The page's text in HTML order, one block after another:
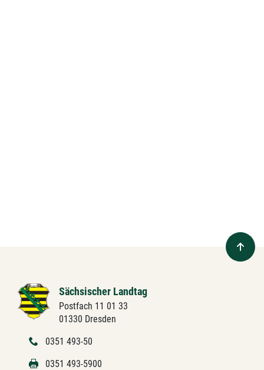
Sächsischer Landtag
Postfach 11 01 33
01330 Dresden
0351 493-50
0351 493-5900